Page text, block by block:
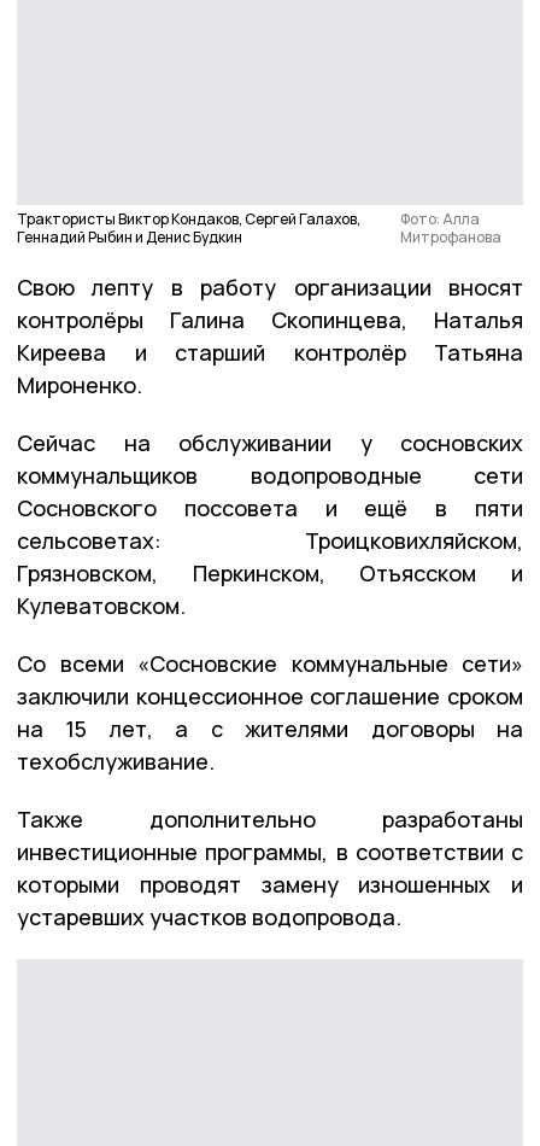
Трактористы Виктор Кондаков, Сергей Галахов,
Геннадий Рыбин и Денис Будкин
Фото: Алла
Митрофанова
Свою лепту в работу организации вносят
контролёры Галина Скопинцева, Наталья
Киреева и старший контролёр Татьяна
Мироненко.
Сейчас на обслуживании у сосновских
коммунальщиков водопроводные сети
Сосновского поссовета и ещё в пяти
сельсоветах: Троицковихляйском,
Грязновском, Перкинском, Отъясском и
Кулеватовском.
Со всеми «Сосновские коммунальные сети»
заключили концессионное соглашение сроком
на 15 лет, а с жителями договоры на
техобслуживание.
Также дополнительно разработаны
инвестиционные программы, в соответствии с
которыми проводят замену изношенных и
устаревших участков водопровода.